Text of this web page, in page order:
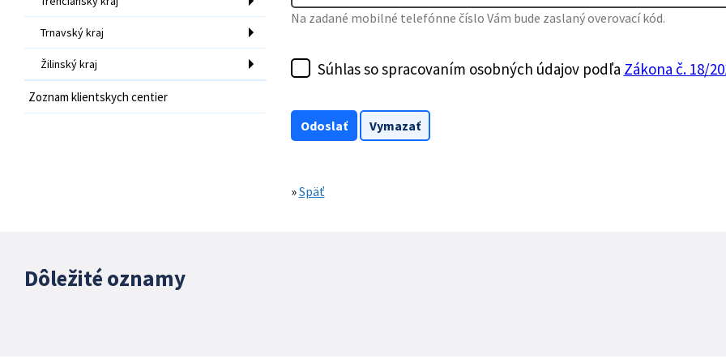
Trnavský kraj
Žilinský kraj
Zoznam klientskych centier
Na zadané mobilné telefónne číslo Vám bude zaslaný overovací kód.
Súhlas so spracovaním osobných údajov podľa Zákona č. 18/
»Späť
Dôležité oznamy